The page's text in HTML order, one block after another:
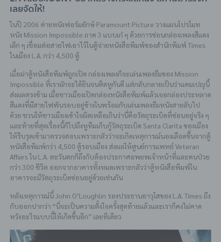
เลยจัดให้!
ในปี 2006 ค่ายหนังฟอร์มยักษ์ Paramount Picture วางแผนโปรโมท
หนัง Mission Impossible ภาค 3 แบบเก๋ ๆ ด้วยการซ่อนกล่องเพลงสีแดง
เล็ก ๆ เชื่อมต่อสายไฟเอาไว้ในตู้จ่ายหนังสือพิมพ์ของสำนักพิมพ์ Times
ในเมือง L.A. กว่า 4,500 ตู้
เมื่อฝาตู้หนังสือพิมพ์ถูกเปิด กล่องเพลงก็จะเล่นเพลงธีมของ Mission
Impossible ที่เรามักจะได้ยินจนติดหูกันดี แต่กลับกลายเป็นว่าแคมเปญนี้
ส่งผลตรงข้าม เมื่อชาวเมืองเปิดกล่องหนังสือพิมพ์แล้วเจอกล่องประหลาด
สีแดงที่มีสายไฟพันรอบอยู่ข้างในพร้อมกับเล่นเพลงธีมหนังสายลับไป
ด้วย ชวนให้ชาวเมืองเข้าใจผิดเหลือเกินว่านี่คือวัตถุระเบิดที่ซ่อนอยู่จริง ๆ
และท้ายที่สุดเรื่องนี้ก็ไปถึงหูทีมเก็บกู้วัตถุระเบิด Santa Clarita ของเมือง
ให้รีบรุดเข้ามาตรวจสอบเพราะกลัวว่าจะเกิดเหตุการณ์นองเลือดขึ้นจากตู้
หนังสือพิมพ์กว่า 4,500 ตู้รอบเมือง ส่งผลให้ศูนย์การแพทย์ Veteran
Affairs ใน L.A. ตะวันตกก็ถึงกับต้องประกาศอพยพเจ้าหน้าที่และคนป่วย
กว่า 300 ชีวิต ออกจากอาคารทั้งหมดเพราะกลัวว่าตู้หนังสือพิมพ์ใน
อาคารจะมีวัตถุระเบิดซ่อนอยู่ด้วยเช่นกัน
หลังเหตุการณ์นี้ John O’Loughlin รองประธานอาวุโสของ L.A. Times ถึง
กับออกปากว่า “นี่จะเป็นความตั้งใจครั้งสุดท้ายแล้วและเราก็คงไม่คาด
หวังอะไรแบบนี้ให้เกิดขึ้นอีก” เลยทีเดียว